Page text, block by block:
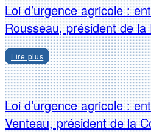
Loi d’urgence agricole :
Rousseau, président de la
Lire plus
Loi d’urgence agricole :
Venteau, président de la